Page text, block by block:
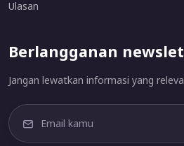
Ulasan
Berlangganan
Jangan lewatkan informasi yang